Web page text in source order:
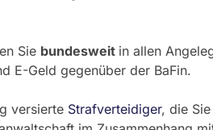
Sie bundesweit in allen
E-Geld gegenüber der BaFin.
versierte Strafverteidiger, die